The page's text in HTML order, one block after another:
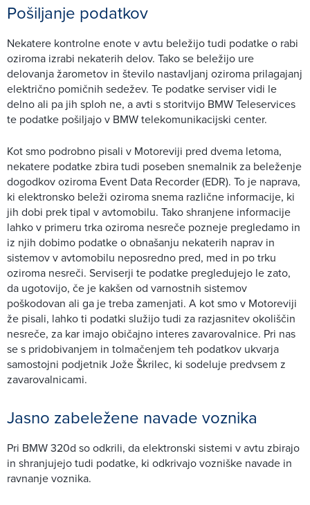
Pošiljanje podatkov
Nekatere kontrolne enote v avtu beležijo tudi podatke o rabi
oziroma izrabi nekaterih delov. Tako se beležijo ure
delovanja žarometov in število nastavljanj oziroma prilagajanj
električno pomičnih sedežev. Te podatke serviser vidi le
delno ali pa jih sploh ne, a avti s storitvijo BMW Teleservices
te podatke pošiljajo v BMW telekomunikacijski center.
Kot smo podrobno pisali v Motoreviji pred dvema letoma,
nekatere podatke zbira tudi poseben snemalnik za beleženje
dogodkov oziroma Event Data Recorder (EDR). To je naprava,
ki elektronsko beleži oziroma snema različne informacije, ki
jih dobi prek tipal v avtomobilu. Tako shranjene informacije
lahko v primeru trka oziroma nesreče pozneje pregledamo in
iz njih dobimo podatke o obnašanju nekaterih naprav in
sistemov v avtomobilu neposredno pred, med in po trku
oziroma nesreči. Serviserji te podatke pregledujejo le zato,
da ugotovijo, če je kakšen od varnostnih sistemov
poškodovan ali ga je treba zamenjati. A kot smo v Motoreviji
že pisali, lahko ti podatki služijo tudi za razjasnitev okoliščin
nesreče, za kar imajo običajno interes zavarovalnice. Pri nas
se s pridobivanjem in tolmačenjem teh podatkov ukvarja
samostojni podjetnik Jože Škrilec, ki sodeluje predvsem z
zavarovalnicami.
Jasno zabeležene navade voznika
Pri BMW 320d so odkrili, da elektronski sistemi v avtu zbirajo
in shranjujejo tudi podatke, ki odkrivajo vozniške navade in
ravnanje voznika.